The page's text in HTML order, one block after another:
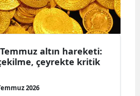
altın hareketi:
çeyrekte kritik
2026